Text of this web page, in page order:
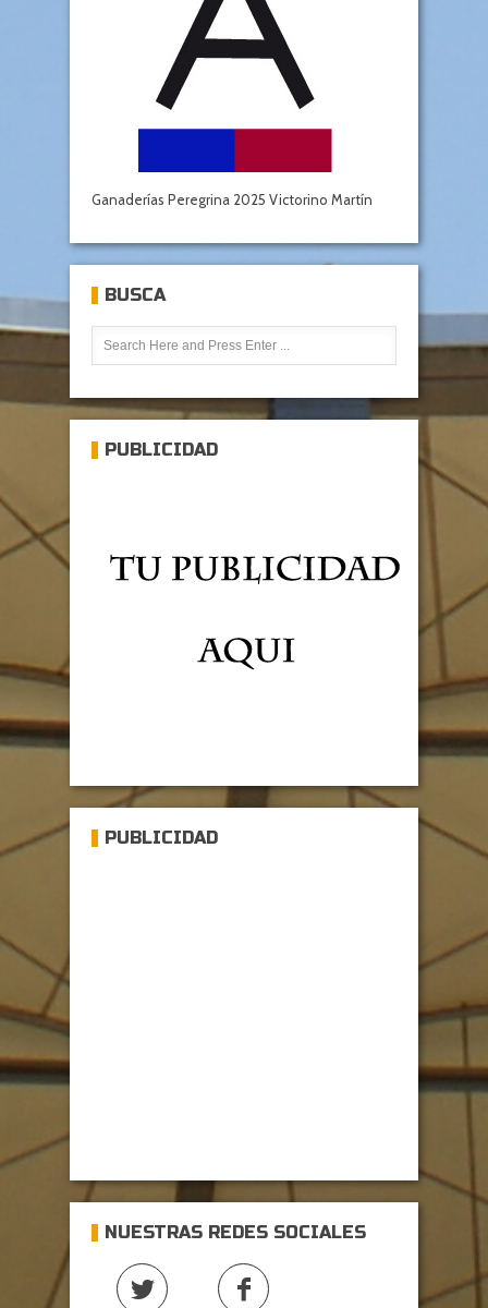
Ganaderías Peregrina 2025 Victorino Martín
BUSCA
PUBLICIDAD
PUBLICIDAD
NUESTRAS REDES SOCIALES